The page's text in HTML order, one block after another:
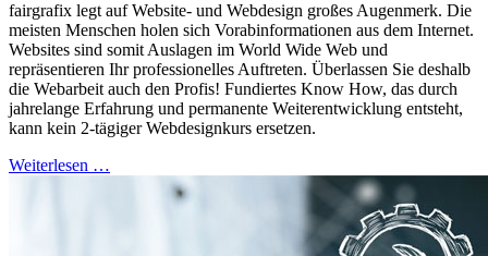
fairgrafix legt auf Website- und Webdesign großes Augenmerk. Die
meisten Menschen holen sich Vorabinformationen aus dem Internet.
Websites sind somit Auslagen im World Wide Web und
repräsentieren Ihr professionelles Auftreten. Überlassen Sie deshalb
die Webarbeit auch den Profis! Fundiertes Know How, das durch
jahrelange Erfahrung und permanente Weiterentwicklung entsteht,
kann kein 2-tägiger Webdesignkurs ersetzen.
Weiterlesen …